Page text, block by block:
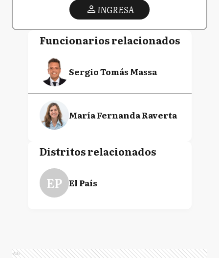
INGRESA
Funcionarios relacionados
Sergio Tomás Massa
María Fernanda Raverta
Distritos relacionados
EP El País
Ads